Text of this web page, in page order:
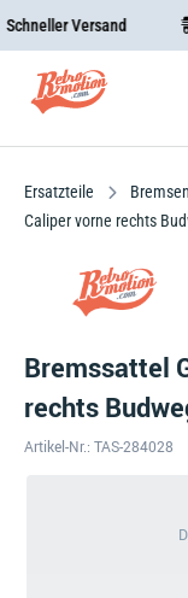
Versand
Ersatzteile Bremsen
Caliper vorne rechts
Bremssattel
rechts
Artikel-Nr.: TAS-284028